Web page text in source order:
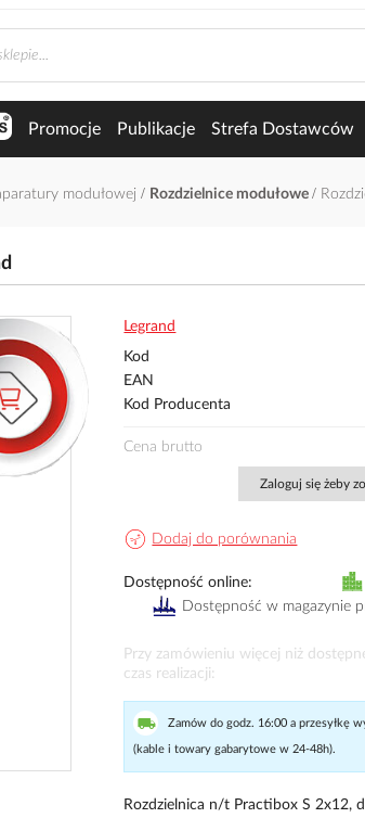
Promocje Publikacje Strefa Dostawców
modułowej Rozdzielnice modułowe
Legrand
Kod
EAN
Kod Producenta
Cena brutto
Zaloguj się żeby
Dodaj do porównania
Dostępność online
Przy zamówieniu więcej niż
czas realizacji
Dostępność w magazynie
Zamów do godz. 16:00 a przesyłkę
(kable i towary gabarytowe w 24-48h).
Rozdzielnica n/t Practibox S 2x12,